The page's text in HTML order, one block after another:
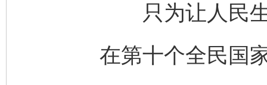
只为让人民
在第十个全民国